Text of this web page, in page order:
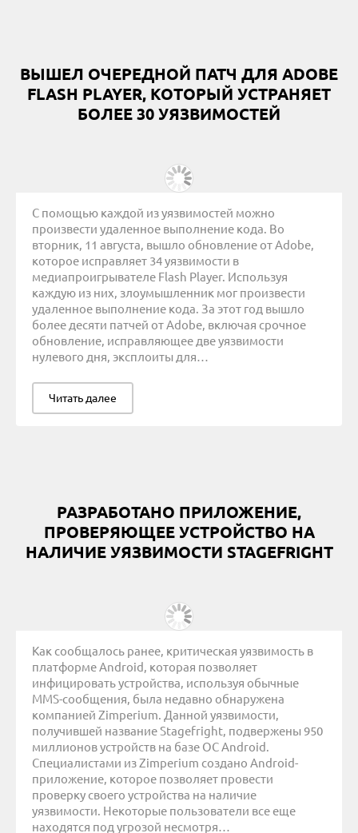
ВЫШЕЛ ОЧЕРЕДНОЙ ПАТЧ ДЛЯ ADOBE
FLASH PLAYER, КОТОРЫЙ УСТРАНЯЕТ
БОЛЕЕ 30 УЯЗВИМОСТЕЙ
С помощью каждой из уязвимостей можно
произвести удаленное выполнение кода. Во
вторник, 11 августа, вышло обновление от Adobe,
которое исправляет 34 уязвимости в
медиапроигрывателе Flash Player. Используя
каждую из них, злоумышленник мог произвести
удаленное выполнение кода. За этот год вышло
более десяти патчей от Adobe, включая срочное
обновление, исправляющее две уязвимости
нулевого дня, эксплоиты для…
Читать далее
РАЗРАБОТАНО ПРИЛОЖЕНИЕ,
ПРОВЕРЯЮЩЕЕ УСТРОЙСТВО НА
НАЛИЧИЕ УЯЗВИМОСТИ STAGEFRIGHT
Как сообщалось ранее, критическая уязвимость в
платформе Android, которая позволяет
инфицировать устройства, используя обычные
MMS-сообщения, была недавно обнаружена
компанией Zimperium. Данной уязвимости,
получившей название Stagefright, подвержены 950
миллионов устройств на базе ОС Android.
Специалистами из Zimperium создано Android-
приложение, которое позволяет провести
проверку своего устройства на наличие
уязвимости. Некоторые пользователи все еще
находятся под угрозой несмотря…